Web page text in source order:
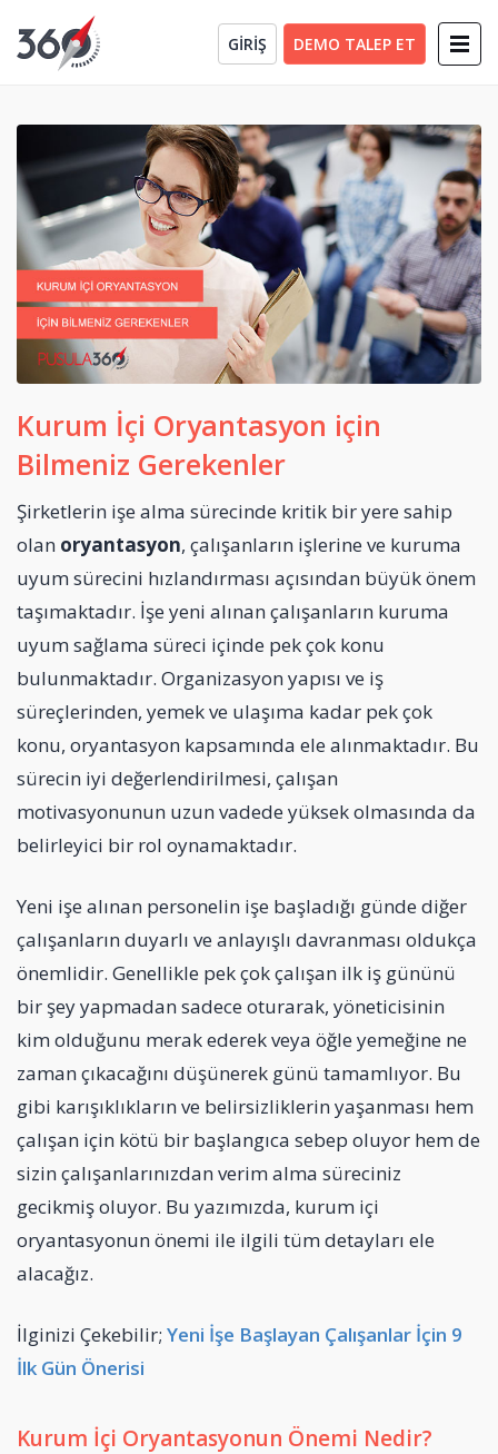
GİRİŞ DEMO TALEP ET
Kurum İçi Oryantasyon için
Bilmeniz Gerekenler
Şirketlerin işe alma sürecinde kritik bir yere sahip
olan oryantasyon, çalışanların işlerine ve kuruma
uyum sürecini hızlandırması açısından büyük önem
taşımaktadır. İşe yeni alınan çalışanların kuruma
uyum sağlama süreci içinde pek çok konu
bulunmaktadır. Organizasyon yapısı ve iş
süreçlerinden, yemek ve ulaşıma kadar pek çok
konu, oryantasyon kapsamında ele alınmaktadır. Bu
sürecin iyi değerlendirilmesi, çalışan
motivasyonunun uzun vadede yüksek olmasında da
belirleyici bir rol oynamaktadır.
Yeni işe alınan personelin işe başladığı günde diğer
çalışanların duyarlı ve anlayışlı davranması oldukça
önemlidir. Genellikle pek çok çalışan ilk iş gününü
bir şey yapmadan sadece oturarak, yöneticisinin
kim olduğunu merak ederek veya öğle yemeğine ne
zaman çıkacağını düşünerek günü tamamlıyor. Bu
gibi karışıklıkların ve belirsizliklerin yaşanması hem
çalışan için kötü bir başlangıca sebep oluyor hem de
sizin çalışanlarınızdan verim alma süreciniz
gecikmiş oluyor. Bu yazımızda, kurum içi
oryantasyonun önemi ile ilgili tüm detayları ele
alacağız.
İlginizi Çekebilir; Yeni İşe Başlayan Çalışanlar İçin 9
İlk Gün Önerisi
Kurum İçi Oryantasyonun Önemi Nedir?